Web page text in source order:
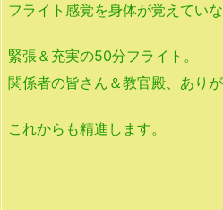
フライト感覚を身体が覚えていな
緊張＆充実の50分フライト。
関係者の皆さん＆教官殿、ありが
これからも精進します。